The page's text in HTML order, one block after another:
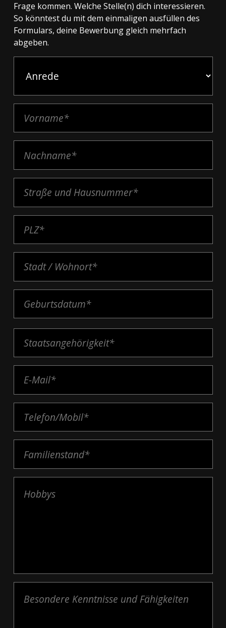
Frage kommen. Welche Stelle(n) dich interessieren.
So könntest du mit dem einmaligen ausfüllen des
Formulars, deine Bewerbung gleich mehrfach
abgeben.